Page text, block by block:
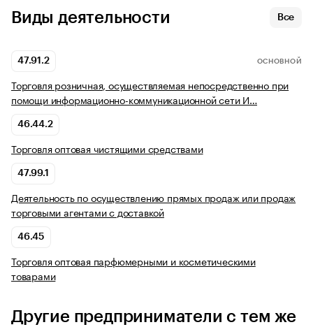
Виды деятельности Все
47.91.2 ОСНОВНОЙ
Торговля розничная, осуществляемая непосредственно при
помощи информационно-коммуникационной сети И…
46.44.2
Торговля оптовая чистящими средствами
47.99.1
Деятельность по осуществлению прямых продаж или продаж
торговыми агентами с доставкой
46.45
Торговля оптовая парфюмерными и косметическими
товарами
Другие предприниматели с тем же